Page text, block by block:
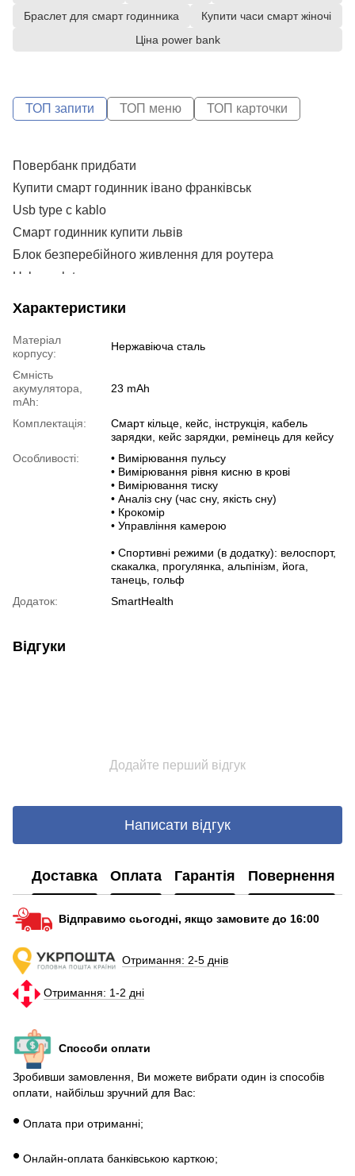
Браслет для смарт годинника
Купити часи смарт жіночі
Ціна power bank
ТОП запити ТОП меню ТОП карточки
Повербанк придбати
Купити смарт годинник івано франківськ
Usb type c kablo
Смарт годинник купити львів
Блок безперебійного живлення для роутера
Usb c usb type c
Повербанки 50000
Купити повербанк в києві
Ціни на повербанк
Ремішок для смарт годинника
Купити дитячі смарт годинник
Дитячі смарт годинники львів
Купити смарт годинник в україні
Купити дитячий годинник з gps
Смарт годинник івано франківськ
Зарядні пристрої для смартфонів
Навушники безпровідні купити
Power bank 50000mah
Характеристики
Матеріал
корпусу:
Нержавіюча сталь
Ємність
акумулятора,
mAh:
23 mAh
Комплектація:
Cмарт кільце, кейс, інструкція, кабель
зарядки, кейс зарядки, ремінець для кейсу
Особливості:
• Вимірювання пульсу
• Вимірювання рівня кисню в крові
• Вимірювання тиску
• Аналіз сну (час сну, якість сну)
• Крокомір
• Управління камерою
• Спортивні режими (в додатку): велоспорт,
скакалка, прогулянка, альпінізм, йога,
танець, гольф
Додаток:
SmartHealth
Відгуки
Додайте перший відгук
Написати відгук
Доставка Оплата Гарантія Повернення
Відправимо сьогодні, якщо замовите до 16:00
Отримання: 2-5 днів
Отримання: 1-2 дні
Способи оплати
Зробивши замовлення, Ви можете вибрати один із способів
оплати, найбільш зручний для Вас:
• Оплата при отриманні;
• Онлайн-оплата банківською карткою;